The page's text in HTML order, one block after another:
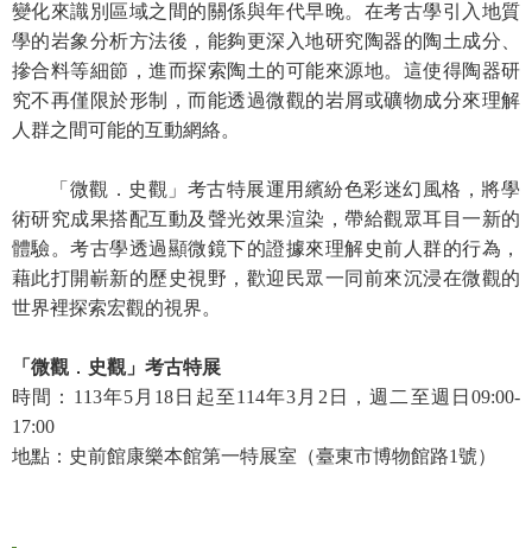
資
訊
安
全
宣
為
民
服
務
皮
書
政
府
變化來識別區域之間的關係與年代早晚。在考古學引入地質
學的岩象分析方法後，能夠更深入地研究陶器的陶土成分、
摻合料等細節，進而探索陶土的可能來源地。這使得陶器研
究不再僅限於形制，而能透過微觀的岩屑或礦物成分來理解
人群之間可能的互動網絡。
「微觀．史觀」考古特展運用繽紛色彩迷幻風格，將學
術研究成果搭配互動及聲光效果渲染，帶給觀眾耳目一新的
體驗。考古學透過顯微鏡下的證據來理解史前人群的行為，
藉此打開嶄新的歷史視野，歡迎民眾一同前來沉浸在微觀的
世界裡探索宏觀的視界。
「微觀 ． 史觀」考古特展
時間： 113年5月 18 日起至114年3 月 2 日，週二至週日09:00-
17:00
地點：史前館康樂本館第一特展室（臺東市博物館路1號）